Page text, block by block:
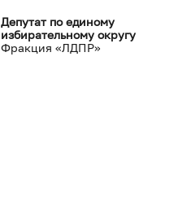
Депутат по единому
избирательному округу
Фракция «ЛДПР»